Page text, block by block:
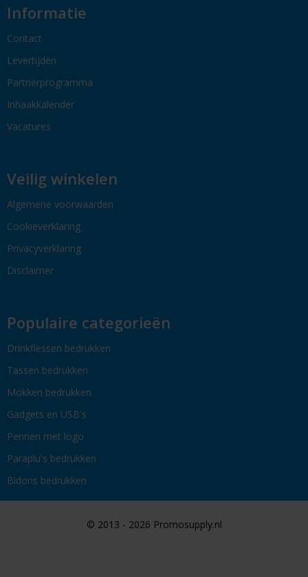
Informatie
Contact
Levertijden
Partnerprogramma
Inhaakkalender
Vacatures
Veilig winkelen
Algemene voorwaarden
Cookieverklaring
Privacyverklaring
Disclaimer
Populaire categorieën
Drinkflessen bedrukken
Tassen bedrukken
Mokken bedrukken
Gadgets en USB's
Pennen met logo
Paraplu's bedrukken
Bidons bedrukken
© 2013 - 2026 Promosupply.nl